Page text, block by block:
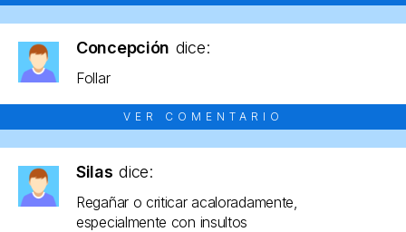
Concepción dice:
Follar
VER COMENTARIO
Silas dice:
Regañar o criticar acaloradamente,
especialmente con insultos